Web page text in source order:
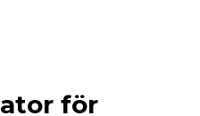
för